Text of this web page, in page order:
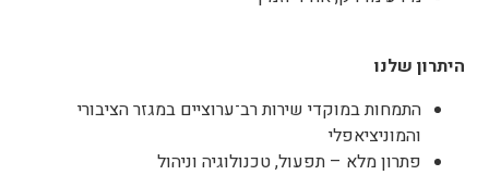
היתרון שלנו
התמחות במוקדי שירות רב־ערוציים במגזר הציבורי
והמוניציאפלי
פתרון מלא – תפעול, טכנולוגיה וניהול